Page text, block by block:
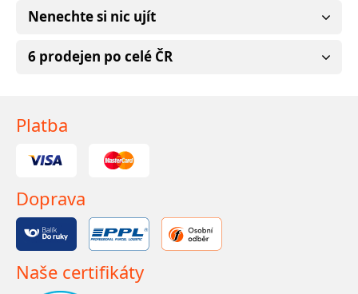
Nenechte si nic ujít
6 prodejen po celé ČR
Platba
Doprava
Naše certifikáty